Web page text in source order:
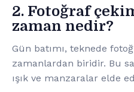
2. Fotoğraf
zaman nedir?
Gün batımı, teknede
zamanlardan biridir. Bu
ışık ve manzaralar elde